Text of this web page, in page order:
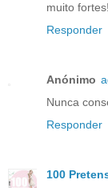
muito
Responder
Anónimo
Nunca
Responder
100